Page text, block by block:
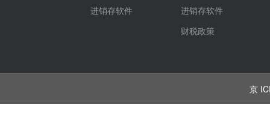
进销存软件
进销存软件
财税政策
京